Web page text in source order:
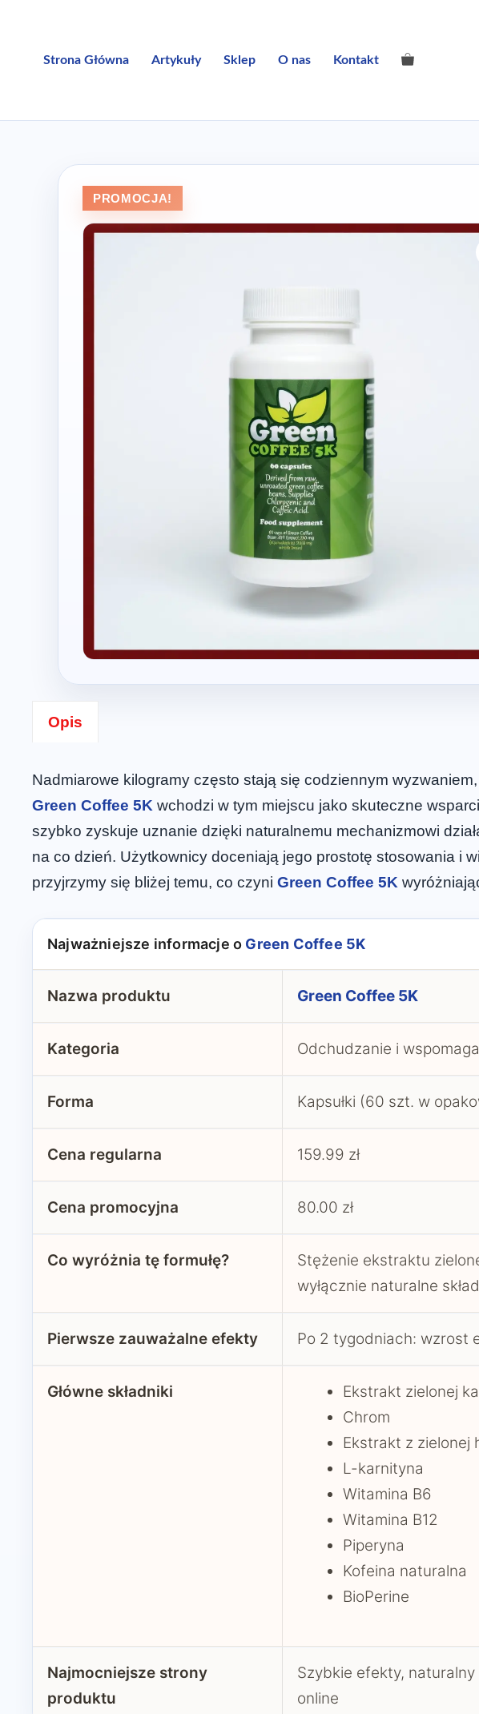
Strona Główna Artykuły Sklep O nas Kontakt
PROMOCJA!
Opis
Nadmiarowe kilogramy często stają się codziennym
Green Coffee 5K wchodzi w tym miejscu jako skuteczne
szybko zyskuje uznanie dzięki naturalnemu mechanizmowi
na co dzień. Użytkownicy doceniają jego prostotę stosowania i
przyjrzymy się bliżej temu, co czyni Green Coffee 5K
Najważniejsze informacje o Green Coffee 5K
Nazwa produktu Green Coffee 5K
Kategoria Odchudzanie i
Forma Kapsułki (60 szt. w
Cena regularna 159.99 zł
Cena promocyjna 80.00 zł
Co wyróżnia tę formułę?
Stężenie ekstraktu
wyłącznie naturalne
Pierwsze zauważalne efekty Po 2 tygodniach: wzrost
Główne składniki
Ekstrakt zielonej
Chrom
Ekstrakt z zielonej
L-karnityna
Witamina B6
Witamina B12
Piperyna
Kofeina naturalna
BioPerine
Najmocniejsze strony
produktu
Szybkie efekty, naturalny
online